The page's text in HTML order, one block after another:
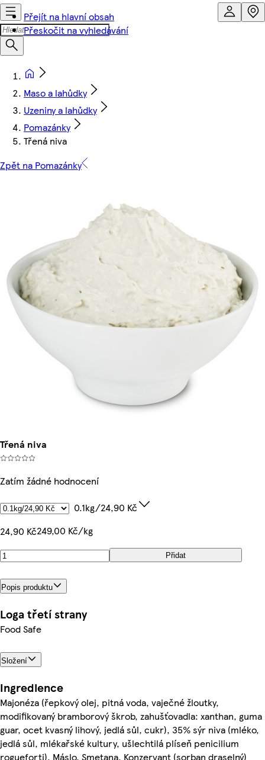
Přejít na hlavní obsah
Přeskočit na vyhledávání
Maso a lahůdky
Uzeniny a lahůdky
Pomazánky
Třená niva
Zpět na Pomazánky
Třená niva
Zatím žádné hodnocení
0.1kg/24,90 Kč
24,90 Kč249,00 Kč/kg
Přidat
Popis produktu
Loga třetí strany
Food Safe
Složení
Ingredience
Majonéza (řepkový olej, pitná voda, vaječné žloutky,
modifikovaný bramborový škrob, zahušťovadla: xanthan, guma
guar, ocet kvasný lihový, jedlá sůl, cukr), 35% sýr niva (mléko,
jedlá sůl, mlékařské kultury, ušlechtilá plíseň penicilium
rogueforti), Máslo, Smetana, Konzervant (sorban draselný)